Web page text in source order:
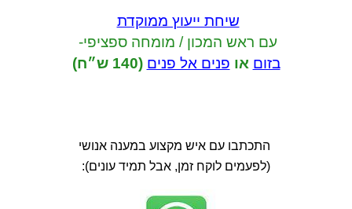
שיחת ייעוץ ממוקדת
עם ראש המכון / מומחה ספציפי-
בזום או פנים אל פנים (140 ש״ח)
התכתבו עם איש מקצוע במענה אנושי
(לפעמים לוקח זמן, אבל תמיד עונים):